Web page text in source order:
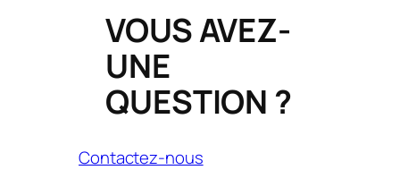
VOUS AVEZ-
UNE
QUESTION ?
Contactez-nous